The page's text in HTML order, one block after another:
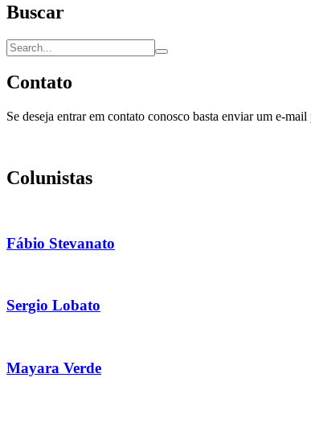
Buscar
Contato
Se deseja entrar em contato conosco basta enviar um e-mail
Colunistas
Fábio Stevanato
Sergio Lobato
Mayara Verde